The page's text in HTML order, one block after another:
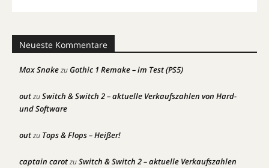
Neueste Kommentare
Max SnakezuGothic 1 Remake – im Test (PS5)
outzuSwitch & Switch 2 – aktuelle Verkaufszahlen von Hard-
und Software
outzu Tops & Flops – Heißer!
captain carotzuSwitch & Switch 2 – aktuelle Verkaufszahlen